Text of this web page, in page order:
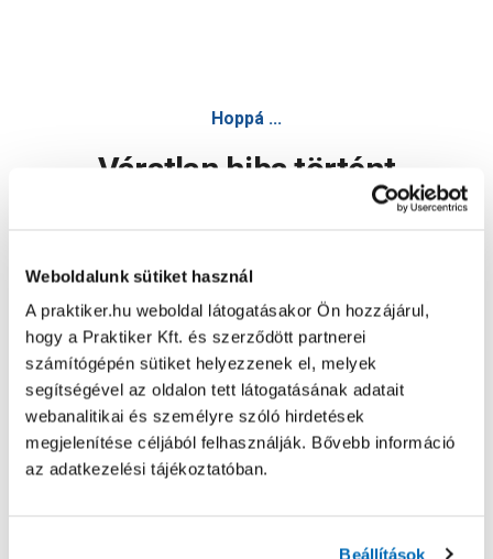
Weboldalunk sütiket használ
A praktiker.hu weboldal látogatásakor Ön hozzájárul,
hogy a Praktiker Kft. és szerződött partnerei
számítógépén sütiket helyezzenek el, melyek
segítségével az oldalon tett látogatásának adatait
webanalitikai és személyre szóló hirdetések
megjelenítése céljából felhasználják. Bővebb információ
az adatkezelési tájékoztatóban.
Beállítások
Hoppá ...
Váratlan hiba történt
Oldal újratöltése